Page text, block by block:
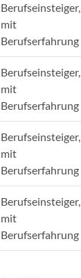
Berufseinsteiger,
mit
Berufserfahrung
Berufseinsteiger,
mit
Berufserfahrung
Berufseinsteiger,
mit
Berufserfahrung
Berufseinsteiger,
mit
Berufserfahrung